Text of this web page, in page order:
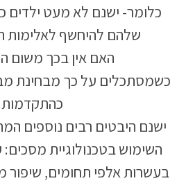
כלומר- ישנם לא מעט ילדים
שלהם להיחשף לאלימות
האם אין בכך משום
כשמסתכלים על כך מבחינת
ישנם היבטים רבים נוספים
השימוש בטכנולוגיית מסכים:
בעשרות אלפי תחומים, שיפור